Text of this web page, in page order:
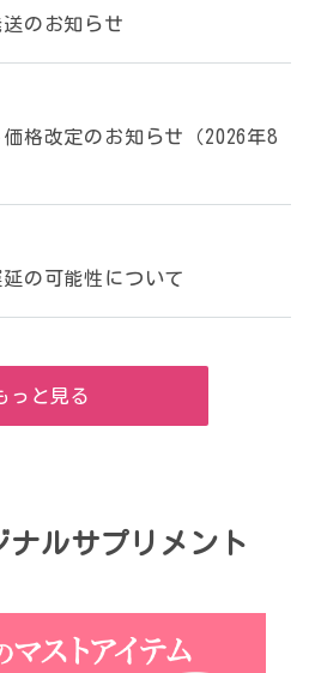
のお知らせ
格改定のお知らせ（2026年8
の可能性について
っと見る
ナルサプリメント